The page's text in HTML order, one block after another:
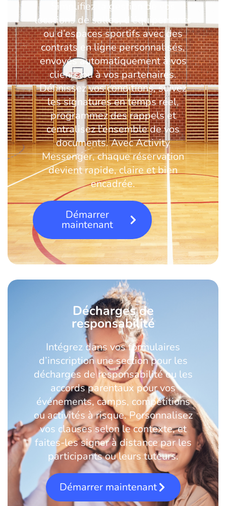
Simplifiez la gestion de vos
locations de salles, d’équipements
ou d’espaces sportifs avec des
contrats en ligne personnalisés,
envoyés automatiquement à vos
clients ou à vos partenaires.
Définissez vos conditions, suivez
les signatures en temps réel,
programmez des rappels et
centralisez l’ensemble de vos
documents. Avec Activity
Messenger, chaque réservation
devient rapide, claire et bien
encadrée.
Démarrer
maintenant
Décharges de
responsabilité
Intégrez dans vos formulaires
d’inscription une section pour les
décharges de responsabilité ou les
accords parentaux pour vos
événements, camps, compétitions
ou activités à risque. Personnalisez
vos clauses selon le contexte, et
faites-les signer à distance par les
participants ou leurs tuteurs.
Démarrer maintenant